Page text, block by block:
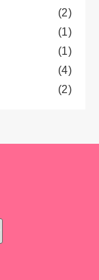
(2)
(1)
(1)
(4)
(2)